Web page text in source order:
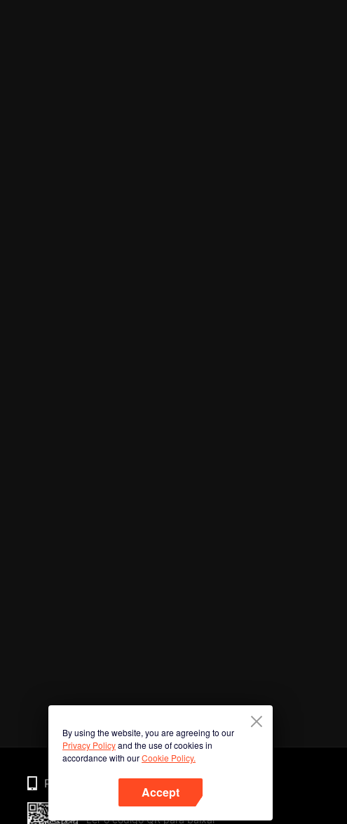
By using the website, you are agreeing to our
Privacy Policyand the use of cookies in
accordance with ourCookie Policy.
Accept
Phone
Ler o código QR para baixar